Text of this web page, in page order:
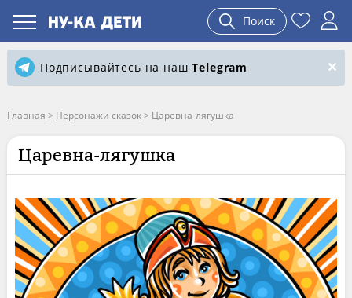
Поиск
Подписывайтесь на нашTelegram
Главная > Персонажи сказок> Царевна-лягушка
Царевна-лягушка